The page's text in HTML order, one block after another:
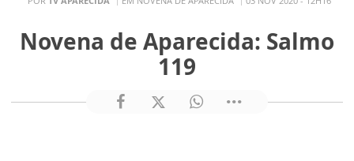
Novena de Aparecida: Salmo
119